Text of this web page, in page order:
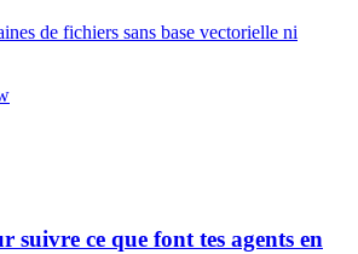
de fichiers sans base vectorielle ni
suivre ce que font tes agents en